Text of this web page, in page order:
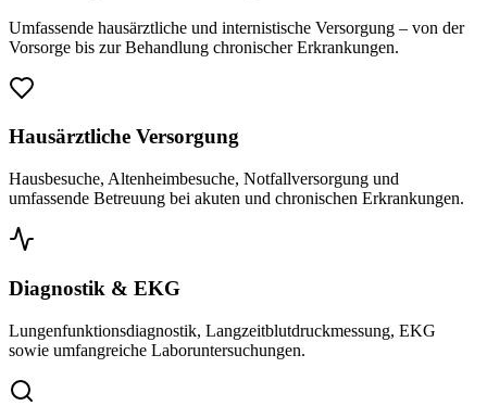
Umfassende hausärztliche und internistische Versorgung – von der
Vorsorge bis zur Behandlung chronischer Erkrankungen.
Hausärztliche Versorgung
Hausbesuche, Altenheimbesuche, Notfallversorgung und
umfassende Betreuung bei akuten und chronischen Erkrankungen.
Diagnostik & EKG
Lungenfunktionsdiagnostik, Langzeitblutdruckmessung, EKG
sowie umfangreiche Laboruntersuchungen.